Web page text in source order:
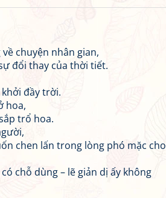
chuyện nhân gian,
đổi thay của thời tiết.
đầy trời.
hoa,
trổ hoa.
chen lấn trong lòng phó mặc cho
chỗ dùng – lẽ giản dị ấy không